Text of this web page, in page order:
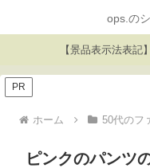
ops.の
【景品表示法表記
PR
ホーム 50代のフ
ピンクのパンツ